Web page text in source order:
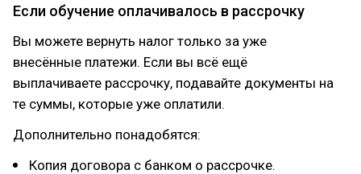
Если обучение оплачивалось в рассрочку
Вы можете вернуть налог только за уже
внесённые платежи. Если вы всё ещё
выплачиваете рассрочку, подавайте документы на
те суммы, которые уже оплатили.
Дополнительно понадобятся:
Копия договора с банком о рассрочке.